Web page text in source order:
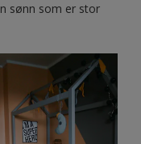
sønn som er stor